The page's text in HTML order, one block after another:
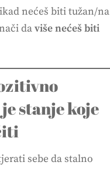
nećeš biti tužan/na
daviše nećeš biti
stanje koje
sebe da stalno